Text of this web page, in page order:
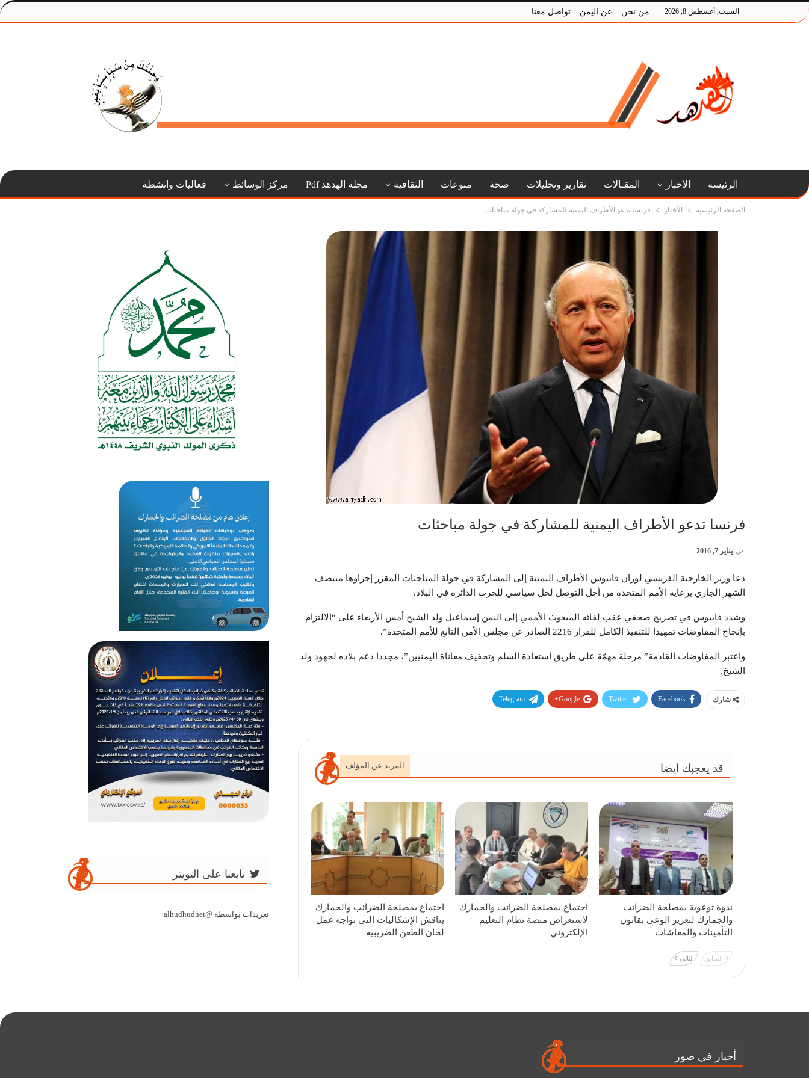
السبت, أغسطس 8, 2026 من نحن عن اليمن تواصل معنا
الرئيسة الأخبار المقـالات تقارير وتحليلات صحة منوعات الثقافية مجلة الهدهد Pdf مركز الوسائط فعاليات وانشطة
الصفحة الرئيسية الأخبار فرنسا تدعو الأطراف اليمنية للمشاركة في جولة مباحثات
فرنسا تدعو الأطراف اليمنية للمشاركة في جولة مباحثات
في يناير 7, 2016
دعا وزير الخارجية الفرنسي لوران فابيوس الأطراف اليمنية إلى المشاركة في جولة المباحثات المقرر إجراؤها منتصف
الشهر الجاري برعاية الأمم المتحدة من أجل التوصل لحل سياسي للحرب الدائرة في البلاد.
وشدد فابيوس في تصريح صحفي عقب لقائه المبعوث الأممي إلى اليمن إسماعيل ولد الشيخ أمس الأربعاء على “الالتزام
بإنجاح المفاوضات تمهيدا للتنفيذ الكامل للقرار 2216 الصادر عن مجلس الأمن التابع للأمم المتحدة”.
واعتبر المفاوضات القادمة” مرحلة مهمّة على طريق استعادة السلم وتخفيف معاناة اليمنيين”، مجددا دعم بلاده لجهود ولد
الشيخ.
شارك Facebook
Twitter
Google+
Telegram
قد يعجبك ايضا المزيد عن المؤلف
ندوة توعوية بمصلحة الضرائب
والجمارك لتعزيز الوعي بقانون
التأمينات والمعاشات
اجتماع بمصلحة الضرائب والجمارك
لاستعراض منصة نظام التعليم
الإلكتروني
اجتماع بمصلحة الضرائب والجمارك
يناقش الإشكاليات التي تواجه عمل
لجان الطعن الضريبية
السابق التالي
تابعنا على التويتر
تغريدات بواسطة @alhudhudnet
أخبار في صور